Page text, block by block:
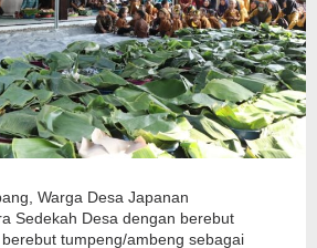
Warga Desa Japanan
Sedekah Desa dengan berebut
tumpeng/ambeng sebagai